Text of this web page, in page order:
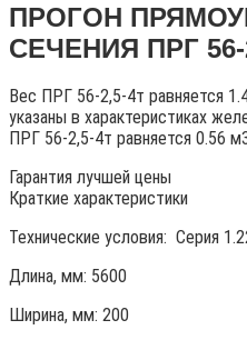
ПРОГОН
СЕЧЕНИЯ ПРГ 56-
Вес ПРГ 56-2,5-4т равняется
указаны в характеристиках
ПРГ 56-2,5-4т равняется 0.56
Гарантия лучшей цены
Краткие характеристики
Технические условия: Серия
Длина, мм: 5600
Ширина, мм: 200